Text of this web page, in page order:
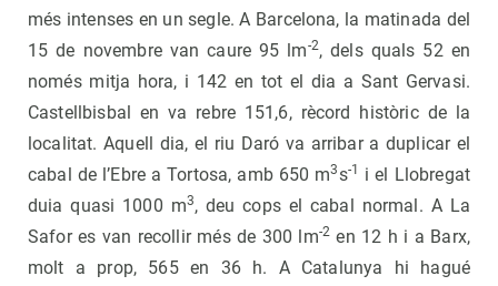
més intenses en un segle. A Barcelona, la matinada del
15 de novembre van caure 95 lm-2, dels quals 52 en
només mitja hora, i 142 en tot el dia a Sant Gervasi.
Castellbisbal en va rebre 151,6, rècord històric de la
localitat. Aquell dia, el riu Daró va arribar a duplicar el
cabal de l’Ebre a Tortosa, amb 650 m3s-1
i el Llobregat
duia quasi 1000 m3, deu cops el cabal normal. A La
Safor es van recollir més de 300 lm-2 en 12 h i a Barx,
molt a prop, 565 en 36 h. A Catalunya hi hagué